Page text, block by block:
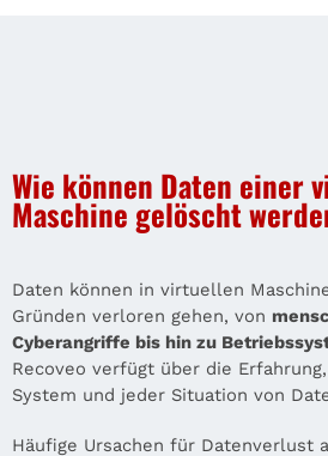
Wie können Daten einer
Maschine gelöscht
Daten können in virtuellen
Gründen verloren gehen, von
Cyberangriffe bis hin zu
Recoveo verfügt über die
System und jeder Situation von
Häufige Ursachen für Datenverlust